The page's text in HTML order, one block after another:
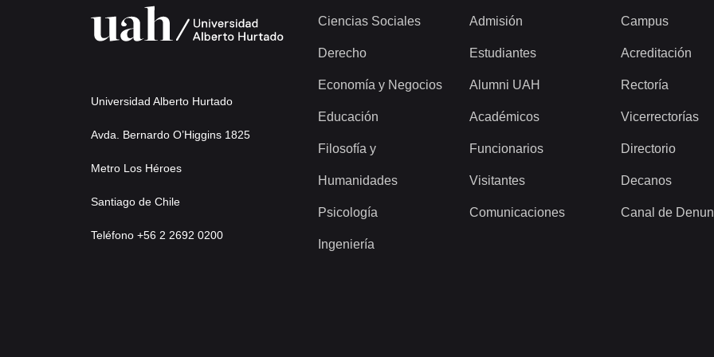
Universidad Alberto Hurtado
Avda. Bernardo O’Higgins 1825
Metro Los Héroes
Santiago de Chile
Teléfono +56 2 2692 0200
Ciencias Sociales
Derecho
Economía y Negocios
Educación
Filosofía y
Humanidades
Psicología
Ingeniería
Admisión
Estudiantes
Alumni UAH
Académicos
Funcionarios
Visitantes
Comunicaciones
Campus
Acreditación
Rectoría
Vicerrectorías
Directorio
Decanos
Canal de